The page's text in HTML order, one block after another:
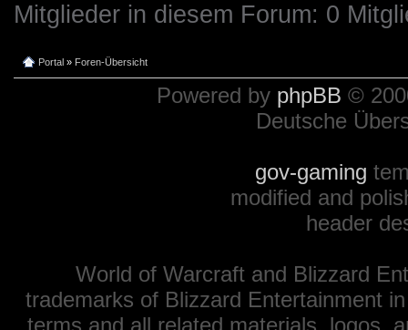
Mitglieder in diesem Forum: 0
Portal » Foren-Übersicht
Powered by phpBB ©
Deutsche
gov-gaming
modified and
header
World of Warcraft and Blizzard
trademarks of Blizzard Entertainment
terms and all related materials, logos,